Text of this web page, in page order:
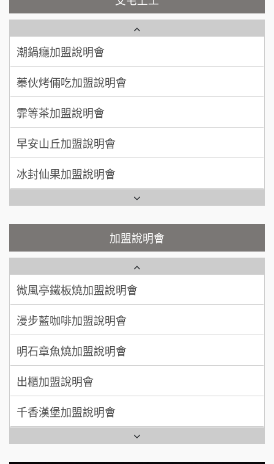
周 先生/小姐 台北
加盟預算 100萬 ~150萬
徐 先生/小姐 新北市
加盟預算
何 先生/小姐
加盟預算
呂 先生/小姐
加盟預算 200萬~400萬
顏 先生/小姐 台北市
廖 先生/小姐 高雄市
加盟預算
潮鍋癮加盟說明會
蓁伙烤倆吃加盟說明會
霏等茶加盟說明會
早安山丘加盟說明會
冰封仙果加盟說明會
Ramble Café 漫步藍咖啡加盟說明會
微風亭鐵板燒加盟說明會
【曉妍美妝】誠徵行政櫃檯
自助洗衣店誠徵代洗收送人員(台中市)
MUSHEN徵SPA美容芳療師
日十。早午食加盟說明會
拾鑶火鍋加盟說明會
全家加盟說明會
台灣G湯加盟說明會
加盟說明會
日十。早午食加盟說明會
上宇林加盟說明會
莫尼早餐Morni加盟說明會
手作功夫茶加盟說明會
SHARE TEA歇腳亭加盟說明會
潮味決-湯滷專門店加盟說明會
鮮茶道加盟說明會
微風亭鐵板燒加盟說明會
漫步藍咖啡加盟說明會
明石章魚燒加盟說明會
出櫃加盟說明會
千香漢堡加盟說明會
七盞茶加盟說明會
拉亞漢堡加盟說明會